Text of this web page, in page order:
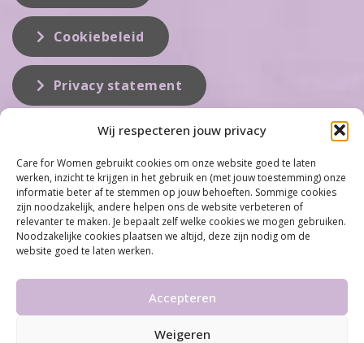
Wij respecteren jouw privacy
Care for Women gebruikt cookies om onze website goed te laten
werken, inzicht te krijgen in het gebruik en (met jouw toestemming) onze
informatie beter af te stemmen op jouw behoeften. Sommige cookies
zijn noodzakelijk, andere helpen ons de website verbeteren of
relevanter te maken. Je bepaalt zelf welke cookies we mogen gebruiken.
Noodzakelijke cookies plaatsen we altijd, deze zijn nodig om de
website goed te laten werken.
Accepteren
Weigeren
Cookiebeleid
Privacy statement
Care for Women is de eerste organisatie die zich inzet op het gebied
van hormonale problemen bij vrouwen. Met ruim 100 locaties
behoort Care for Women tot één van de grootste organisaties op dit
vakgebied...